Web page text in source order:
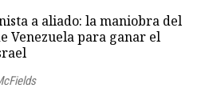
a aliado: la maniobra del
Venezuela para ganar el